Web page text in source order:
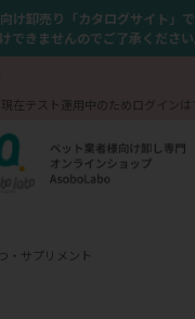
け卸売り「カタログサイト」
できませんのでご了承ください
在テスト運用中のためログイン
・サプリメント